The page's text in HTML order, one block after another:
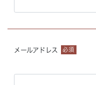
メールアドレス 必須